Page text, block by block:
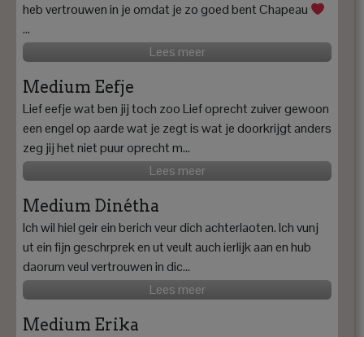
heb vertrouwen in je omdat je zo goed bent Chapeau
...
Lees meer
Medium Eefje
Lief eefje wat ben jij toch zoo Lief oprecht zuiver gewoon
een engel op aarde wat je zegt is wat je doorkrijgt anders
zeg jij het niet puur oprecht m...
Lees meer
Medium Dinétha
Ich wil hiel geir ein berich veur dich achterlaoten. Ich vunj
ut ein fijn geschrprek en ut veult auch ierlijk aan en hub
daorum veul vertrouwen in dic...
Lees meer
Medium Erika